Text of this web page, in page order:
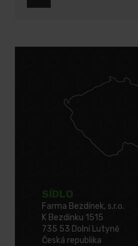
SÍDLO
Farma Bezdínek, s.r.o.
K Bezdínku 1515
735 53 Dolní Lutyně
Česká republika